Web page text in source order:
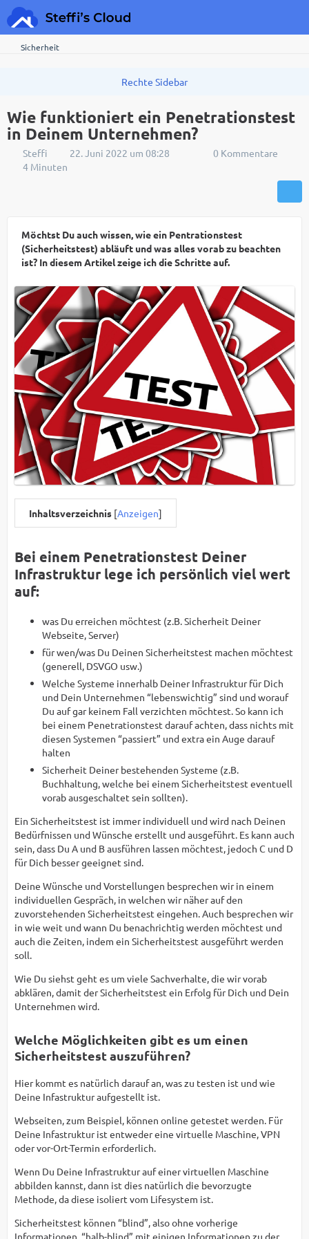
Sicherheit
Wie funktioniert ein Penetrationstest
in Deinem Unternehmen?
Steffi 22. Juni 2022 um 08:28
0 Kommentare
4 Minuten
Möchtst Du auch wissen, wie ein Pentrationstest
(Sicherheitstest) abläuft und was alles vorab zu beachten
ist? In diesem Artikel zeige ich die Schritte auf.
Inhaltsverzeichnis [Anzeigen]
Bei einem Penetrationstest Deiner
Infrastruktur lege ich persönlich viel wert
auf:
was Du erreichen möchtest (z.B. Sicherheit Deiner
Webseite, Server)
für wen/was Du Deinen Sicherheitstest machen möchtest
(generell, DSVGO usw.)
Welche Systeme innerhalb Deiner Infrastruktur für Dich
und Dein Unternehmen “lebenswichtig” sind und worauf
Du auf gar keinem Fall verzichten möchtest. So kann ich
bei einem Penetrationstest darauf achten, dass nichts mit
diesen Systemen “passiert” und extra ein Auge darauf
halten
Sicherheit Deiner bestehenden Systeme (z.B.
Buchhaltung, welche bei einem Sicherheitstest eventuell
vorab ausgeschaltet sein sollten).
Ein Sicherheitstest ist immer individuell und wird nach Deinen
Bedürfnissen und Wünsche erstellt und ausgeführt. Es kann auch
sein, dass Du A und B ausführen lassen möchtest, jedoch C und D
für Dich besser geeignet sind.
Deine Wünsche und Vorstellungen besprechen wir in einem
individuellen Gespräch, in welchen wir näher auf den
zuvorstehenden Sicherheitstest eingehen. Auch besprechen wir
in wie weit und wann Du benachrichtig werden möchtest und
auch die Zeiten, indem ein Sicherheitstest ausgeführt werden
soll.
Wie Du siehst geht es um viele Sachverhalte, die wir vorab
abklären, damit der Sicherheitstest ein Erfolg für Dich und Dein
Unternehmen wird.
Welche Möglichkeiten gibt es um einen
Sicherheitstest auszuführen?
Hier kommt es natürlich darauf an, was zu testen ist und wie
Deine Infastruktur aufgestellt ist.
Webseiten, zum Beispiel, können online getestet werden. Für
Deine Infastruktur ist entweder eine virtuelle Maschine, VPN
oder vor-Ort-Termin erforderlich.
Wenn Du Deine Infrastruktur auf einer virtuellen Maschine
abbilden kannst, dann ist dies natürlich die bevorzugte
Methode, da diese isoliert vom Lifesystem ist.
Sicherheitstest können “blind”, also ohne vorherige
Informationen, “halb-blind” mit einigen Informationen zu der